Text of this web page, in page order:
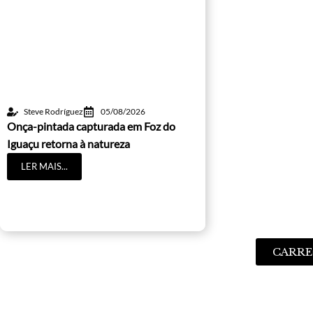
Steve Rodríguez 05/08/2026
Onça-pintada capturada em Foz do
Iguaçu retorna à natureza
LER MAIS...